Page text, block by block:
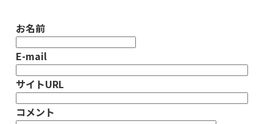
お名前
E-mail
サイトURL
コメント